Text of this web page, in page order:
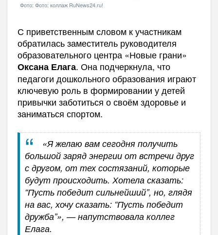
Фото: Фото: коллаж RuNews24.ru!
С приветственным словом к участникам
обратилась заместитель руководителя
образовательного центра «Новые грани»
Оксана Елага. Она подчеркнула, что
педагоги дошкольного образования играют
ключевую роль в формировании у детей
привычки заботиться о своём здоровье и
заниматься спортом.
«Я желаю вам сегодня получить
большой заряд энергии от встречи друг
с другом, от тех состязаний, которые
будут происходить. Хотела сказать:
“Пусть победит сильнейший”, но, глядя
на вас, хочу сказать: “Пусть победит
дружба”», — напутствовала коллег
Елага.